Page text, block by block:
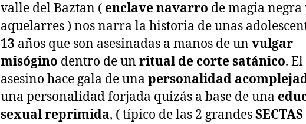
valle del Baztan ( enclave navarro de magia negra
aquelarres ) nos narra la historia de unas
13 años que son asesinadas a manos de un vulgar
misógino dentro de un ritual de corte satánico. El
asesino hace gala de una personalidad
una personalidad forjada quizás a base de una
sexual reprimida, ( típico de las 2 grandesSECTAS